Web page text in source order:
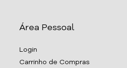
Área Pessoal
Login
Carrinho de Compras